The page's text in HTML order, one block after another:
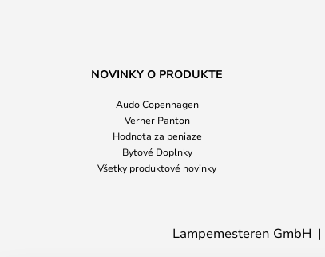
NOVINKY O PRODUKTE
Audo Copenhagen
Verner Panton
Hodnota za peniaze
Bytové Doplnky
Všetky produktové novinky
Lampemesteren GmbH